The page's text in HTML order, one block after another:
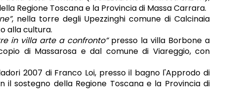
Regione Toscana e la Provincia di Massa Carrara.
, nella torre degli Upezzinghi comune di Calcinaia
alla cultura.
in villa arte a confronto” presso la villa Borbone a
di Massarosa e dal comune di Viareggio, con
2007 di Franco Loi, presso il bagno l'Approdo di
il sostegno della Regione Toscana e la Provincia di